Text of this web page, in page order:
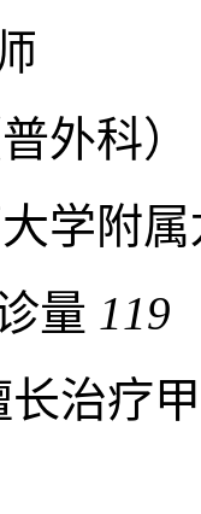
外科）
大学附
量 119
治疗